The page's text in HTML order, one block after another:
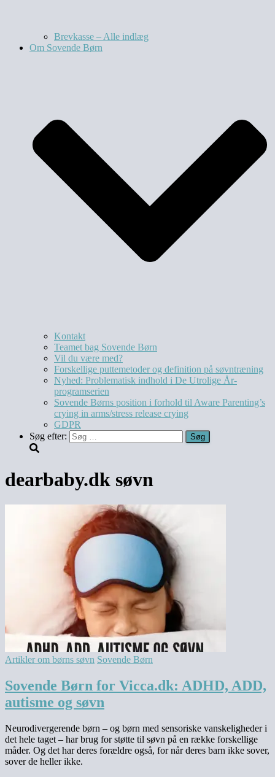
Brevkasse – Alle indlæg
Om Sovende Børn
Kontakt
Teamet bag Sovende Børn
Vil du være med?
Forskellige puttemetoder og definition på søvntræning
Nyhed: Problematisk indhold i De Utrolige År-
programserien
Sovende Børns position i forhold til Aware Parenting’s
crying in arms/stress release crying
GDPR
Søg efter:
dearbaby.dk søvn
Artikler om børns søvn Sovende Børn
Sovende Børn for Vicca.dk: ADHD, ADD,
autisme og søvn
Neurodivergerende børn – og børn med sensoriske vanskeligheder i
det hele taget – har brug for støtte til søvn på en række forskellige
måder. Og det har deres forældre også, for når deres barn ikke sover,
sover de heller ikke.